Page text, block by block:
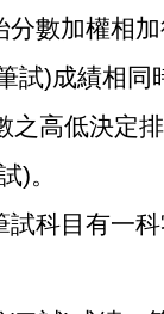
分數加權相
試)成績相同
之高低決定
)。
試科目有一